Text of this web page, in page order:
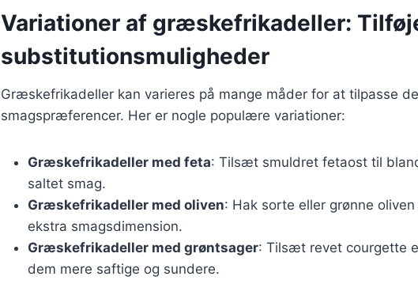
Variationer af græskefrikadeller:
substitutionsmuligheder
Græskefrikadeller kan varieres på mange måder for at tilpasse
smagspræferencer. Her er nogle populære variationer:
Græskefrikadeller med feta: Tilsæt smuldret fetaost til
saltet smag.
Græskefrikadeller med oliven: Hak sorte eller grønne
ekstra smagsdimension.
Græskefrikadeller med grøntsager: Tilsæt revet courgette
dem mere saftige og sundere.